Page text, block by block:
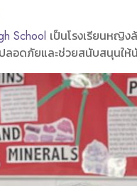
School เป็นโรงเรียนหญิง
อดภัยและช่วยสนับสนุนให้